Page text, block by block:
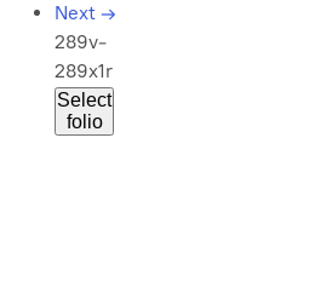
Next →
289v-
289x1r
Select
folio